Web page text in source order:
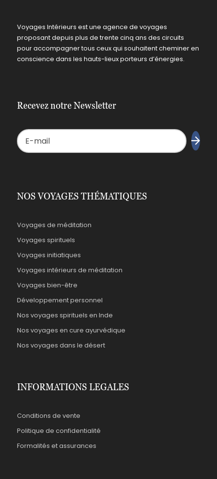
Voyages Intérieurs est une agence de voyages
proposant depuis plus de trente cinq ans des circuits
pour accompagner tous ceux qui souhaitent cheminer en
conscience dans les hauts-lieux porteurs d’énergies.
Recevez notre Newsletter
NOS VOYAGES THÉMATIQUES
Voyages de méditation
Voyages spirituels
Voyages initiatiques
Voyages intérieurs de méditation
Voyages bien-être
Développement personnel
Nos voyages spirituels en Inde
Nos voyages en cure ayurvédique
Nos voyages dans le désert
INFORMATIONS LEGALES
Conditions de vente
Politique de confidentialité
Formalités et assurances